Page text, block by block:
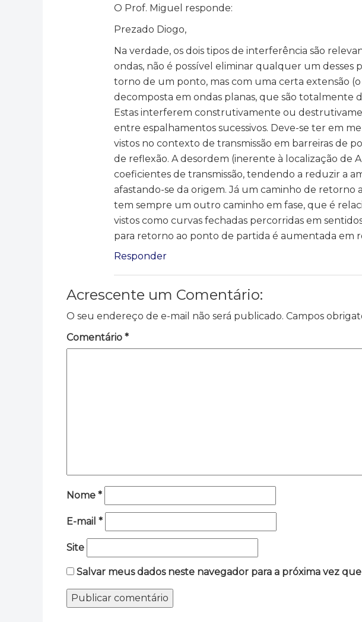
O Prof. Miguel responde:
Prezado Diogo,
Na verdade, os dois tipos de interferência são
ondas, não é possível eliminar qualquer um desses
torno de um ponto, mas com uma certa extensão
decomposta em ondas planas, que são totalmente
Estas interferem construtivamente ou
entre espalhamentos sucessivos. Deve-se ter em
vistos no contexto de transmissão em barreiras de
de reflexão. A desordem (inerente à localização de
coeficientes de transmissão, tendendo a reduzir a
afastando-se da origem. Já um caminho de retorno
tem sempre um outro caminho em fase, que é
vistos como curvas fechadas percorridas em
para retorno ao ponto de partida é aumentada em
Responder
Acrescente um Comentário:
O seu endereço de e-mail não será publicado. Campos
Comentário *
Nome *
E-mail *
Site
Salvar meus dados neste navegador para a próxima vez